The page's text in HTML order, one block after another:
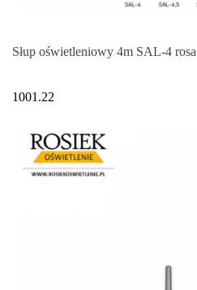
Słup oświetleniowy 4m SAL-4 rosa
1001.22